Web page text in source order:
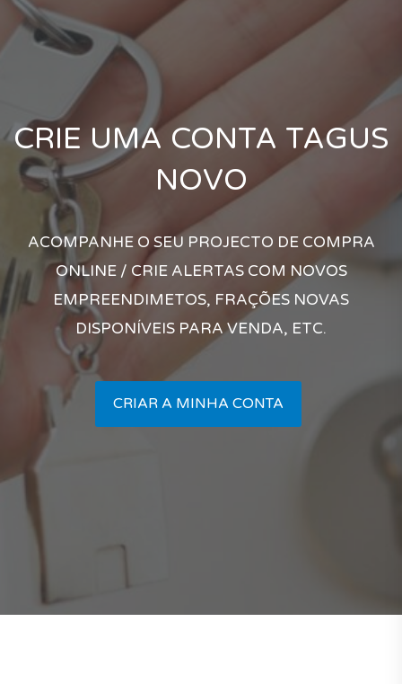
CRIE UMA CONTA TAGUS
NOVO
ACOMPANHE O SEU PROJECTO DE COMPRA
ONLINE / CRIE ALERTAS COM NOVOS
EMPREENDIMETOS, FRAÇÕES NOVAS
DISPONÍVEIS PARA VENDA, ETC.
CRIAR A MINHA CONTA